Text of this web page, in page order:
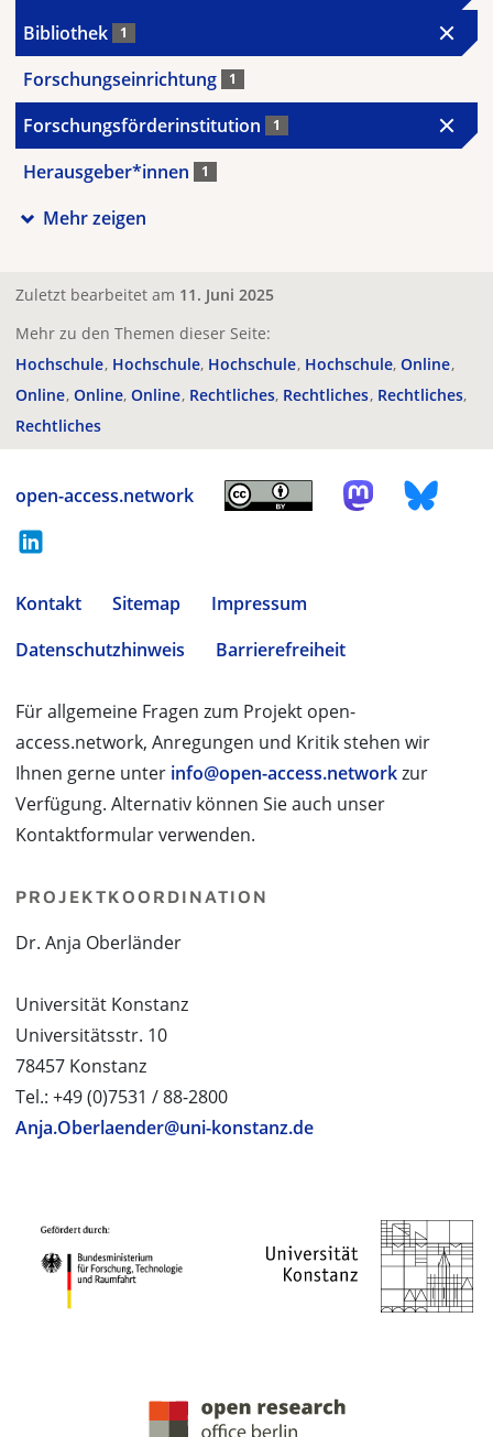
Bibliothek 1
Forschungseinrichtung 1
Forschungsförderinstitution 1
Herausgeber*innen 1
Mehr zeigen
Zuletzt bearbeitet am 11. Juni 2025
Mehr zu den Themen dieser Seite:
Hochschule Hochschule Hochschule Hochschule Online
Online Online Online Rechtliches Rechtliches Rechtliches
Rechtliches
open-access.network
Kontakt Sitemap
Impressum
Datenschutzhinweis
Barrierefreiheit
Für allgemeine Fragen zum Projekt open-
access.network, Anregungen und Kritik stehen wir
Ihnen gerne unter info@open-access.networkzur
Verfügung. Alternativ können Sie auch unser
Kontaktformular verwenden.
PROJEKTKOORDINATION
Dr. Anja Oberländer
Universität Konstanz
Universitätsstr. 10
78457 Konstanz
Tel.: +49 (0)7531 / 88-2800
Anja.Oberlaender@uni-konstanz.de